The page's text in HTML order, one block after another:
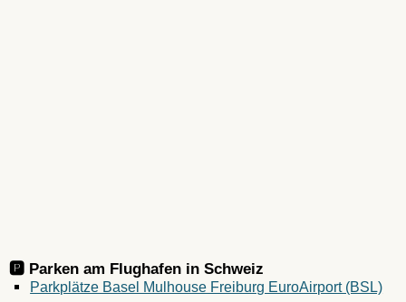
🅿️ Parken am Flughafen in Schweiz
Parkplätze Basel Mulhouse Freiburg EuroAirport (BSL)